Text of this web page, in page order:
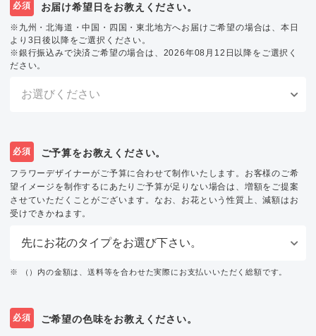
必須 お届け希望日をお教えください。
※九州・北海道・中国・四国・東北地方へお届けご希望の場合は、本日
より3日後以降をご選択ください。
※銀行振込みで決済ご希望の場合は、2026年08月12日以降をご選択く
ださい。
必須 ご予算をお教えください。
フラワーデザイナーがご予算に合わせて制作いたします。お客様のご希
望イメージを制作するにあたりご予算が足りない場合は、増額をご提案
させていただくことがございます。なお、お花という性質上、減額はお
受けできかねます。
※ （）内の金額は、送料等を合わせた実際にお支払いいただく総額です。
必須 ご希望の色味をお教えください。